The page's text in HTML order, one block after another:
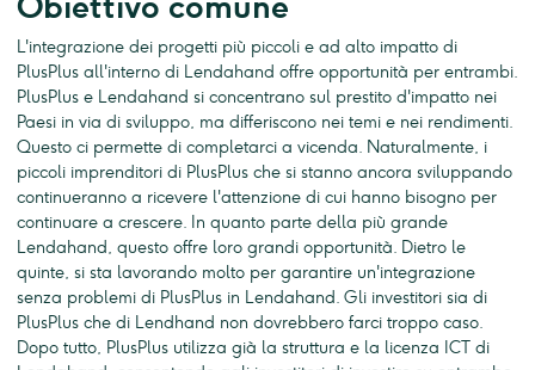
L'integrazione dei progetti più piccoli e ad alto impatto di
PlusPlus all'interno di Lendahand offre opportunità per entrambi.
PlusPlus e Lendahand si concentrano sul prestito d'impatto nei
Paesi in via di sviluppo, ma differiscono nei temi e nei rendimenti.
Questo ci permette di completarci a vicenda. Naturalmente, i
piccoli imprenditori di PlusPlus che si stanno ancora sviluppando
continueranno a ricevere l'attenzione di cui hanno bisogno per
continuare a crescere. In quanto parte della più grande
Lendahand, questo offre loro grandi opportunità. Dietro le
quinte, si sta lavorando molto per garantire un'integrazione
senza problemi di PlusPlus in Lendahand. Gli investitori sia di
PlusPlus che di Lendhand non dovrebbero farci troppo caso.
Dopo tutto, PlusPlus utilizza già la struttura e la licenza ICT di